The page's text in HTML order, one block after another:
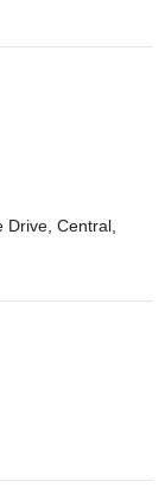
Drive, Central,